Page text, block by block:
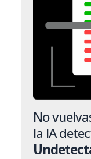
No
la IA